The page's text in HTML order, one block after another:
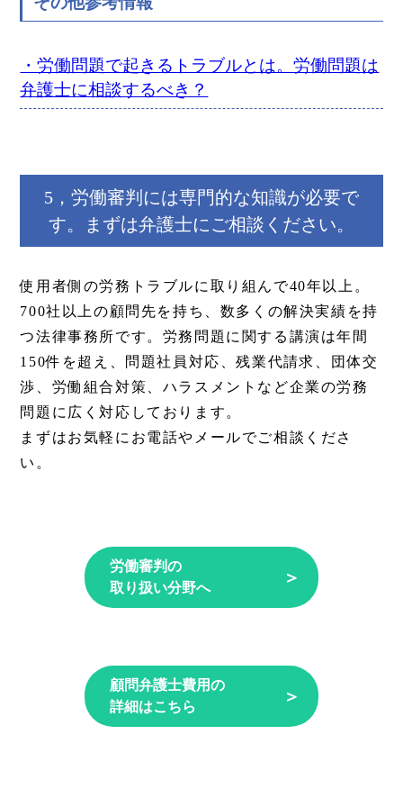
・労働問題で起きるトラブルとは。労働問題は
弁護士に相談するべき？
5，労働審判には専門的な知識が必要で
す。まずは弁護士にご相談ください。
使用者側の労務トラブルに取り組んで40年以上。
700社以上の顧問先を持ち、数多くの解決実績を持
つ法律事務所です。労務問題に関する講演は年間
150件を超え、問題社員対応、残業代請求、団体交
渉、労働組合対策、ハラスメントなど企業の労務
問題に広く対応しております。
まずはお気軽にお電話やメールでご相談くださ
い。
労働審判の
取り扱い分野へ
＞
顧問弁護士費用の
詳細はこちら
＞